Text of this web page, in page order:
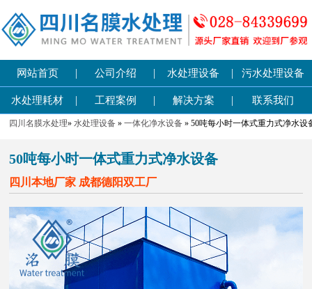
网站首页 | 公司介绍 | 水处理设备 | 污水处理设备
水处理耗材 | 工程案例 | 解决方案 | 联系我们
四川名膜水处理»水处理设备 »一体化净水设备 » 50吨每小时一体式重力式净水设
50吨每小时一体式重力式净水设备
四川本地厂家 成都德阳双工厂